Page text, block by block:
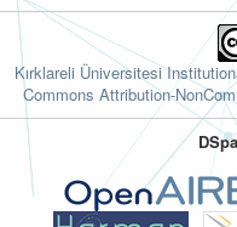
Kırklareli Üniversitesi
Commons Attribution-